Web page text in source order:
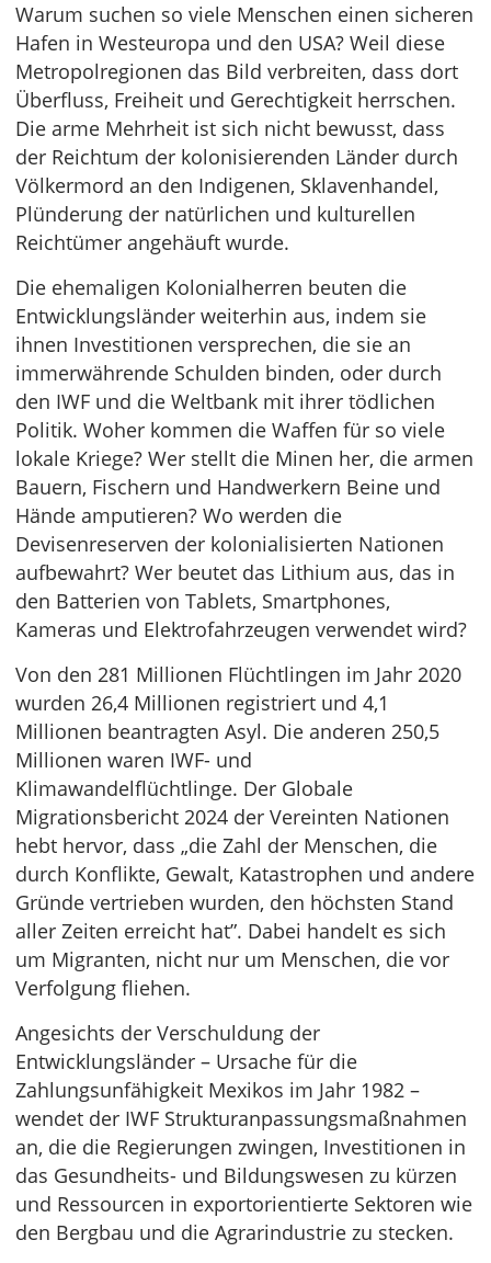
Warum suchen so viele Menschen einen sicheren
Hafen in Westeuropa und den USA? Weil diese
Metropolregionen das Bild verbreiten, dass dort
Überfluss, Freiheit und Gerechtigkeit herrschen.
Die arme Mehrheit ist sich nicht bewusst, dass
der Reichtum der kolonisierenden Länder durch
Völkermord an den Indigenen, Sklavenhandel,
Plünderung der natürlichen und kulturellen
Reichtümer angehäuft wurde.
Die ehemaligen Kolonialherren beuten die
Entwicklungsländer weiterhin aus, indem sie
ihnen Investitionen versprechen, die sie an
immerwährende Schulden binden, oder durch
den IWF und die Weltbank mit ihrer tödlichen
Politik. Woher kommen die Waffen für so viele
lokale Kriege? Wer stellt die Minen her, die armen
Bauern, Fischern und Handwerkern Beine und
Hände amputieren? Wo werden die
Devisenreserven der kolonialisierten Nationen
aufbewahrt? Wer beutet das Lithium aus, das in
den Batterien von Tablets, Smartphones,
Kameras und Elektrofahrzeugen verwendet wird?
Von den 281 Millionen Flüchtlingen im Jahr 2020
wurden 26,4 Millionen registriert und 4,1
Millionen beantragten Asyl. Die anderen 250,5
Millionen waren IWF- und
Klimawandelflüchtlinge. Der Globale
Migrationsbericht 2024 der Vereinten Nationen
hebt hervor, dass „die Zahl der Menschen, die
durch Konflikte, Gewalt, Katastrophen und andere
Gründe vertrieben wurden, den höchsten Stand
aller Zeiten erreicht hat”. Dabei handelt es sich
um Migranten, nicht nur um Menschen, die vor
Verfolgung fliehen.
Angesichts der Verschuldung der
Entwicklungsländer – Ursache für die
Zahlungsunfähigkeit Mexikos im Jahr 1982 –
wendet der IWF Strukturanpassungsmaßnahmen
an, die die Regierungen zwingen, Investitionen in
das Gesundheits- und Bildungswesen zu kürzen
und Ressourcen in exportorientierte Sektoren wie
den Bergbau und die Agrarindustrie zu stecken.